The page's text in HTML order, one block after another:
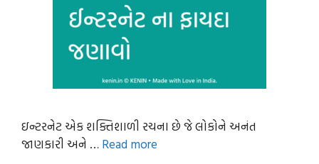
ઇન્ટરનેટ એક શક્તિશાળી રચના છે જે લોકોને અનંત
જાણકારી અને … Read more